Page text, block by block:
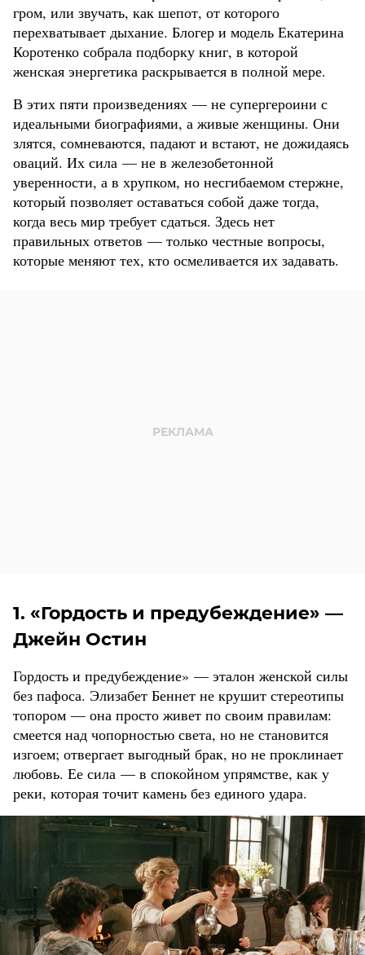
гром, или звучать, как шепот, от которого
перехватывает дыхание. Блогер и модель Екатерина
Коротенко собрала подборку книг, в которой
женская энергетика раскрывается в полной мере.
В этих пяти произведениях — не супергероини с
идеальными биографиями, а живые женщины. Они
злятся, сомневаются, падают и встают, не дожидаясь
оваций. Их сила — не в железобетонной
уверенности, а в хрупком, но несгибаемом стержне,
который позволяет оставаться собой даже тогда,
когда весь мир требует сдаться. Здесь нет
правильных ответов — только честные вопросы,
которые меняют тех, кто осмеливается их задавать.
1. «Гордость и предубеждение» —
Джейн Остин
Гордость и предубеждение» — эталон женской силы
без пафоса. Элизабет Беннет не крушит стереотипы
топором — она просто живет по своим правилам:
смеется над чопорностью света, но не становится
изгоем; отвергает выгодный брак, но не проклинает
любовь. Ее сила — в спокойном упрямстве, как у
реки, которая точит камень без единого удара.